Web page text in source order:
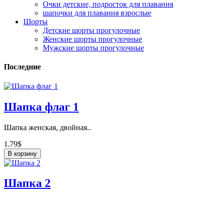
Очки детские, подросток для плавания
шапочки для плавания взрослые
Шорты
Детские шорты прогулочные
Женские шорты прогулочные
Мужские шорты прогулочные
Последние
Шапка флаг 1
Шапка женская, двойная..
1.79$
В корзину
Шапка 2